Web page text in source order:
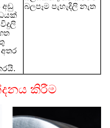
අඩු
බලපෑම පැහැදිලි නැත
කිරීම